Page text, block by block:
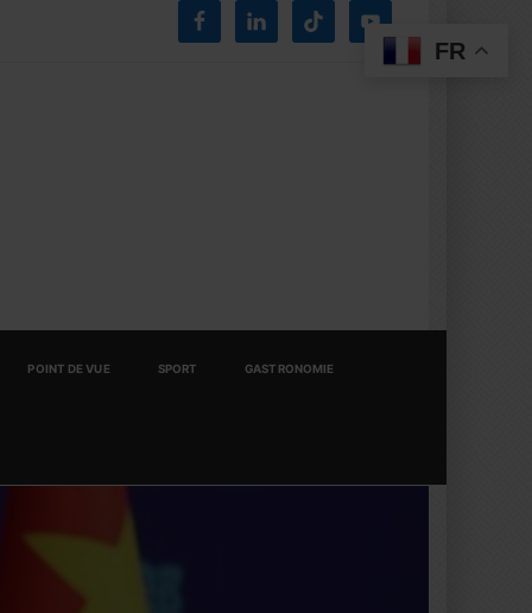
POINT DE VUE SPORT GASTRONOMIE
FR